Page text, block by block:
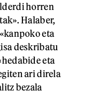
horren
Halaber,
eta
deskribatu
eta
ari direla
bezala